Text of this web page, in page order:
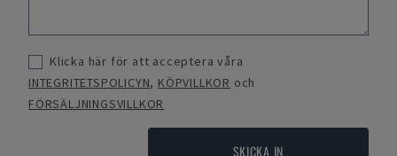
Klicka här för att acceptera våra
INTEGRITETSPOLICYN, KÖPVILLKOR och
FÖRSÄLJNINGSVILLKOR
SKICKA IN